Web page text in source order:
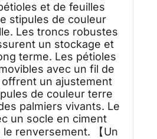
et de feuilles
stipules de couleur
Les troncs robustes
un stockage et
terme. Les pétioles
avec un fil de
un ajustement
de couleur terre
palmiers vivants. Le
un socle en ciment
renversement. 【Un